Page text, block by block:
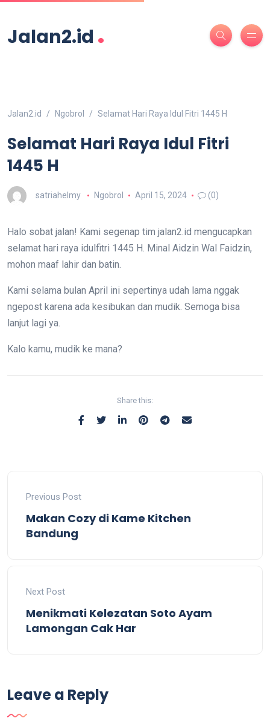
Jalan2.id .
Jalan2.id Ngobrol Selamat Hari Raya Idul Fitri 1445 H
Selamat Hari Raya Idul Fitri
1445 H
satriahelmy Ngobrol April 15, 2024 (0)
Halo sobat jalan! Kami segenap tim jalan2.id mengucapkan
selamat hari raya idulfitri 1445 H. Minal Aidzin Wal Faidzin,
mohon maaf lahir dan batin.
Kami selama bulan April ini sepertinya udah lama nggak
ngepost karena ada kesibukan dan mudik. Semoga bisa
lanjut lagi ya.
Kalo kamu, mudik ke mana?
Share this:
Previous Post
Makan Cozy di Kame Kitchen
Bandung
Next Post
Menikmati Kelezatan Soto Ayam
Lamongan Cak Har
Leave a Reply